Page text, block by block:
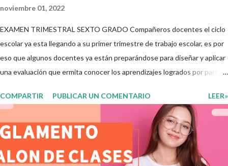
noviembre 01, 2022
EXAMEN TRIMESTRAL SEXTO GRADO Compañeros docentes el ciclo
escolar ya esta llegando a su primer trimestre de trabajo escolar, es por
eso que algunos docentes ya están preparándose para diseñar y aplicar
una evaluación que ermita conocer los aprendizajes logrados por parte
para evaluar las diferentes asignaturas que sus alumnos cursaron
durante este ciclo escolar, permitiendo obtener un mayor panorama de
los aprendizajes claves que sus nuevos aprendientes ya lograron
alcanzar y de aquellos que aun necesitan consolidar. Esto con la
finalidad de que elaboramos un plan de intervención adecuado para
COMPARTIR PUBLICAR UN COMENTARIO LEER»